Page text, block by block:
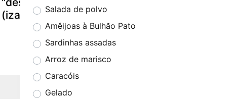
(izabel)
Salada de polvo
Amêijoas à Bulhão Pato
Sardinhas assadas
Arroz de marisco
Caracóis
Gelado